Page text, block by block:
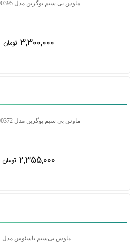
ماوس بی سیم یوگرین مدل MU101 90395
3,300,000 تومان
ماوس بی سیم یوگرین مدل MU001 90372
2,355,000 تومان
ماوس بی‌سیم باسئوس مدل F01A